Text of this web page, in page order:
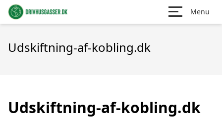
Menu
Udskiftning-af-kobling.dk
Udskiftning-af-kobling.dk